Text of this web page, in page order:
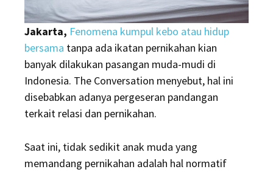
di
Wilayah
Ini
Jakarta, Fenomena kumpul kebo atau hidup
bersama tanpa ada ikatan pernikahan kian
banyak dilakukan pasangan muda-mudi di
Indonesia. The Conversation menyebut, hal ini
disebabkan adanya pergeseran pandangan
terkait relasi dan pernikahan.
Saat ini, tidak sedikit anak muda yang
memandang pernikahan adalah hal normatif